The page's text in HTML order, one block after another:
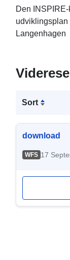
Den
udviklingsplan
Langenhagen
Sort
download
WFS 17